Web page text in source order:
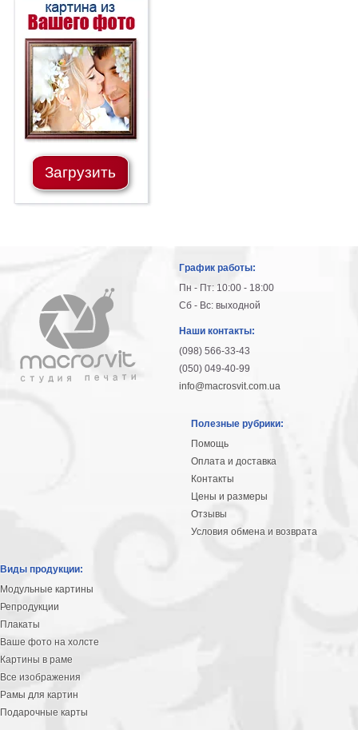
Загрузить
График работы:
Пн - Пт: 10:00 - 18:00
Сб - Вс: выходной
Наши контакты:
(098) 566-33-43
(050) 049-40-99
info@macrosvit.com.ua
Полезные рубрики:
Помощь
Оплата и доставка
Контакты
Цены и размеры
Отзывы
Условия обмена и возврата
Виды продукции:
Модульные картины
Репродукции
Плакаты
Ваше фото на холсте
Картины в раме
Все изображения
Рамы для картин
Подарочные карты